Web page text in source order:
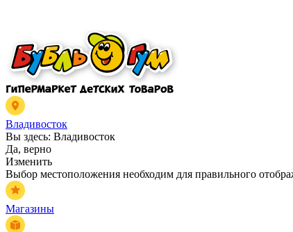
Владивосток
Вы здесь: Владивосток
Да, верно
Изменить
Выбор местоположения необходим для правильного
Магазины